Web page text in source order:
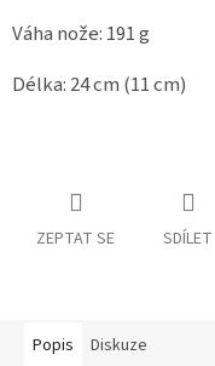
Váha nože: 191 g
Délka: 24 cm (11 cm)
ZEPTAT SE SDÍLET
Popis Diskuze